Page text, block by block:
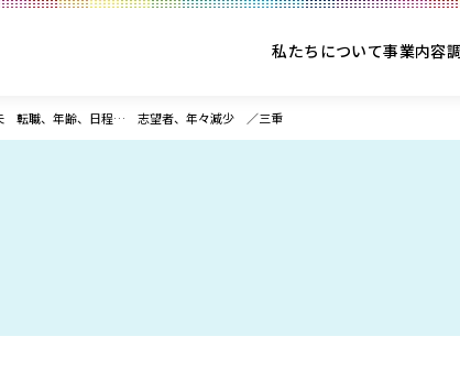
私たちについて事業内容
転職、年齢、日程… 志望者、年々減少 ／三重